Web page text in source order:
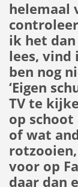
helemaal
ik het
lees, vind
ben nog
‘Eigen
TV te
op
of wat
voor op
daar dan